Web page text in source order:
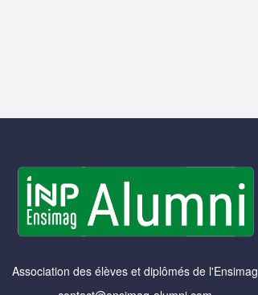
Association des élèves et diplômés de l'Ensimag